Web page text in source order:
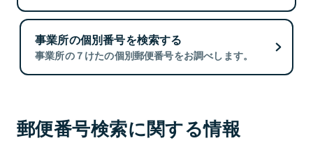
事業所の個別番号を検索する
事業所の７けたの個別郵便番号をお調べします。
郵便番号検索に関する情報